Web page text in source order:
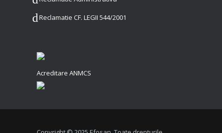
Reclamatie CF. LEGII 544/2001
Acreditare ANMCS